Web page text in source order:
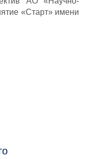
«Старт» имени